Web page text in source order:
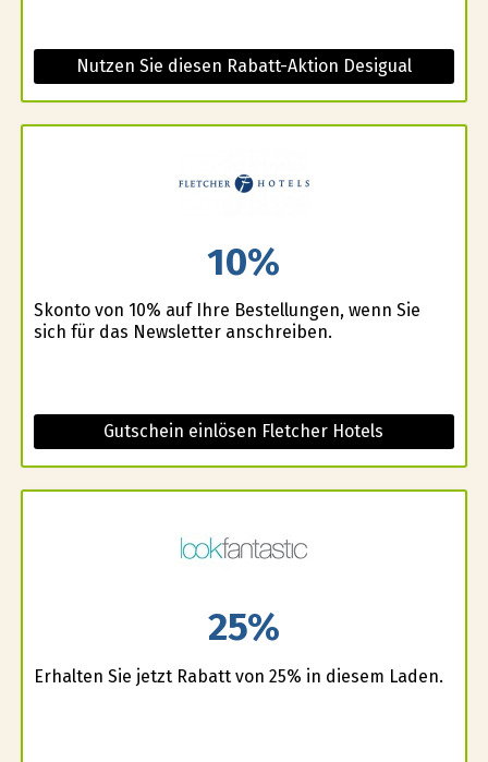
Nutzen Sie diesen Rabatt-Aktion Desigual
10%
Skonto von 10% auf Ihre Bestellungen, wenn Sie
sich für das Newsletter anschreiben.
Gutschein einlösen Fletcher Hotels
25%
Erhalten Sie jetzt Rabatt von 25% in diesem Laden.